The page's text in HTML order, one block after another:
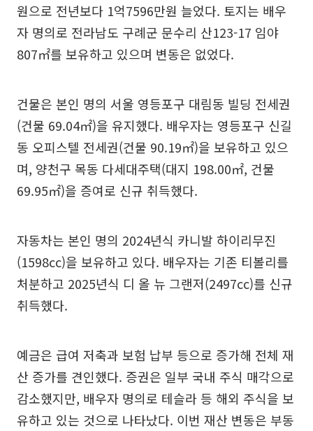
원으로 전년보다 1억7596만원 늘었다. 토지는 배우
자 명의로 전라남도 구례군 문수리 산123-17 임야
807㎡를 보유하고 있으며 변동은 없었다.
건물은 본인 명의 서울 영등포구 대림동 빌딩 전세권
(건물 69.04㎡)을 유지했다. 배우자는 영등포구 신길
동 오피스텔 전세권(건물 90.19㎡)을 보유하고 있으
며, 양천구 목동 다세대주택(대지 198.00㎡, 건물
69.95㎡)을 증여로 신규 취득했다.
자동차는 본인 명의 2024년식 카니발 하이리무진
(1598cc)을 보유하고 있다. 배우자는 기존 티볼리를
처분하고 2025년식 디 올 뉴 그랜저(2497cc)를 신규
취득했다.
예금은 급여 저축과 보험 납부 등으로 증가해 전체 재
산 증가를 견인했다. 증권은 일부 국내 주식 매각으로
감소했지만, 배우자 명의로 테슬라 등 해외 주식을 보
유하고 있는 것으로 나타났다. 이번 재산 변동은 부동